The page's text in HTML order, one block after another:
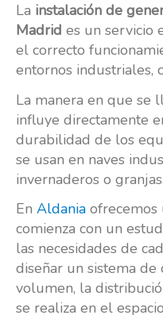
La instalación de
Madrid es un servicio
el correcto
entornos industriales,
La manera en que se
influye directamente
durabilidad de los
se usan en naves
invernaderos o granjas.
En Aldania ofrecemos
comienza con un
las necesidades de
diseñar un sistema
volumen, la
se realiza en el